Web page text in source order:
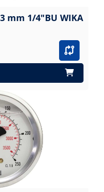
mm 1/4"BU WIKA